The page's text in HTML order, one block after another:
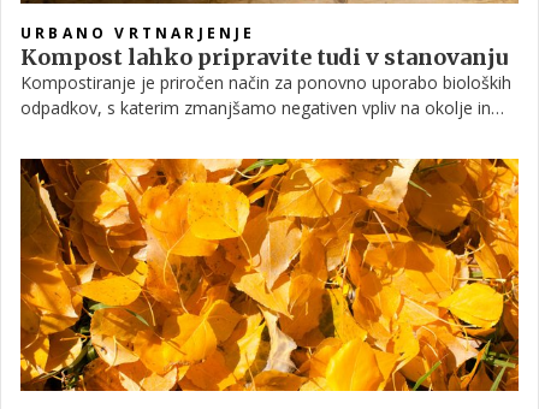
URBANO VRTNARJENJE
Kompost lahko pripravite tudi v stanovanju
Kompostiranje je priročen način za ponovno uporabo bioloških
odpadkov, s katerim zmanjšamo negativen vpliv na okolje in
Vendar pa se marsikdo kljub pozitivnim vidikom domačemu
kompostiranju ob misli na neprijetne vonjave in umazanijo raje
izogne. Če imate tudi vi zadržke in oklevate, ali bi se lotili tega
projekta in ali ima lahko sploh kakšne koristi, berite naprej.